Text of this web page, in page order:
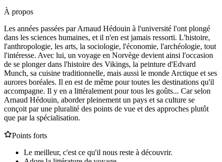
À propos
Les années passées par Arnaud Hédouin à l'université l'ont plongé
dans les sciences humaines, et il n'en est jamais ressorti. L'histoire,
l'anthropologie, les arts, la sociologie, l'économie, l'archéologie, tout
l'intéresse. Avec lui, un voyage en Norvège devient ainsi l'occasion
de se plonger dans l'histoire des Vikings, la peinture d'Edvard
Munch, sa cuisine traditionnelle, mais aussi le monde Arctique et ses
aurores boréales. Il en est de même pour toutes les destinations qu'il
accompagne. Il y en a littéralement pour tous les goûts... Car selon
Arnaud Hédouin, aborder pleinement un pays et sa culture se
conçoit par une pluralité des points de vue et des approches plutôt
que par la spécialisation.
Points forts
Le meilleur, c'est ce qu'il nous reste à découvrir.